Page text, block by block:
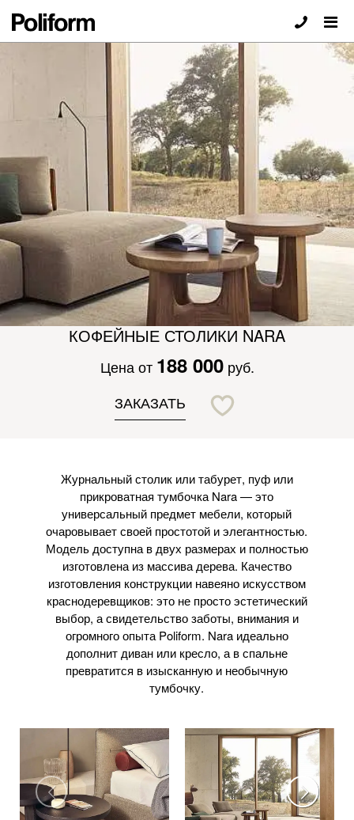
КОФЕЙНЫЕ СТОЛИКИ NARA
Цена от 188 000 руб.
ЗАКАЗАТЬ
Журнальный столик или табурет, пуф или
прикроватная тумбочка Nara — это
универсальный предмет мебели, который
очаровывает своей простотой и элегантностью.
Модель доступна в двух размерах и полностью
изготовлена из массива дерева. Качество
изготовления конструкции навеяно искусством
краснодеревщиков: это не просто эстетический
выбор, а свидетельство заботы, внимания и
огромного опыта Poliform. Nara идеально
дополнит диван или кресло, а в спальне
превратится в изысканную и необычную
тумбочку.